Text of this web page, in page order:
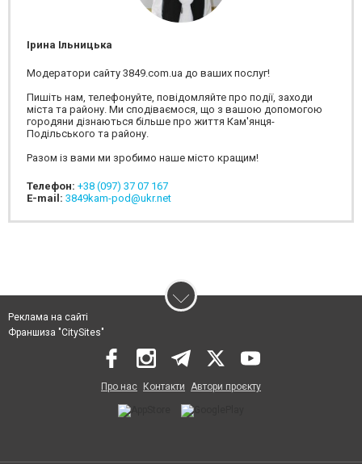
Ірина Ільницька
Модератори сайту 3849.com.ua до ваших послуг!
Пишіть нам, телефонуйте, повідомляйте про події, заходи
міста та району. Ми сподіваємося, що з вашою допомогою
городяни дізнаються більше про життя Кам'янця-
Подільського та району.
Разом із вами ми зробимо наше місто кращим!
Телефон: +38 (097) 37 07 167
E-mail: 3849kam-pod@ukr.net
Реклама на сайті
Франшиза "CitySites"
Про нас Контакти Автори проєкту